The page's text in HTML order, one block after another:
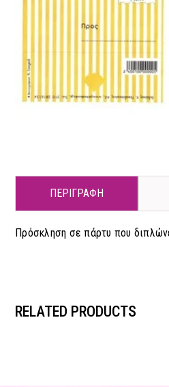
ΠΕΡΙΓΡΑΦΗ
Πρόσκληση σε πάρτυ που
RELATED PRODUCTS